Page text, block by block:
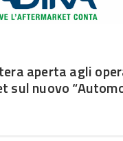
aperta agli
sul nuovo